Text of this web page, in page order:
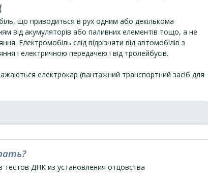
що приводиться в рух одним або декількома
від акумуляторів або паливних елементів тощо, а не
Електромобіль слід відрізняти від автомобілів з
і електричною передачею і від тролейбусів.
електрокар (вантажний транспортний засіб для
тестов ДНК из установления отцовства